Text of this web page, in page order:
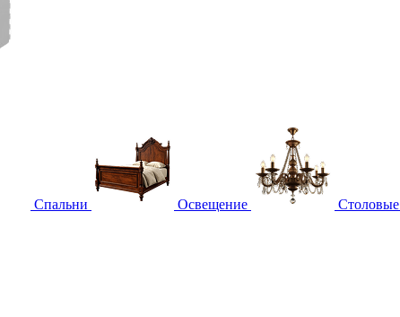
Спальни Освещение Столовые